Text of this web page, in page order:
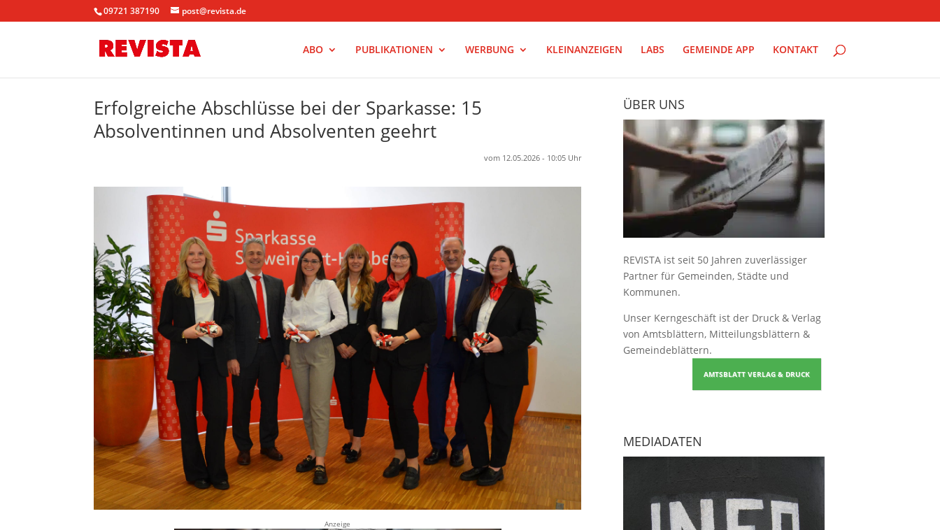
09721 387190 post@revista.de
ABO PUBLIKATIONEN WERBUNG KLEINANZEIGEN LABS GEMEINDE APP KONTAKT
Erfolgreiche Abschlüsse bei der Sparkasse: 15
Absolventinnen und Absolventen geehrt
vom 12.05.2026 - 10:05 Uhr
Anzeige
ÜBER UNS
REVISTA ist seit 50 Jahren zuverlässiger
Partner für Gemeinden, Städte und
Kommunen.
Unser Kerngeschäft ist der Druck & Verlag
von Amtsblättern, Mitteilungsblättern &
Gemeindeblättern.
AMTSBLATT VERLAG & DRUCK
MEDIADATEN